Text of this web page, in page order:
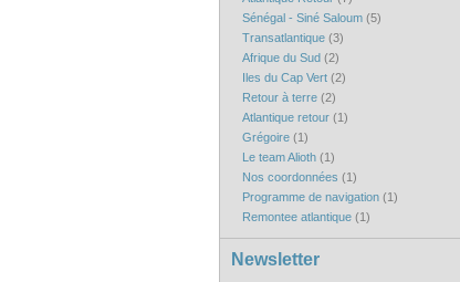
Sénégal - Siné Saloum (5)
Transatlantique (3)
Afrique du Sud (2)
Iles du Cap Vert (2)
Retour à terre (2)
Atlantique retour (1)
Grégoire (1)
Le team Alioth (1)
Nos coordonnées (1)
Programme de navigation (1)
Remontee atlantique (1)
Newsletter